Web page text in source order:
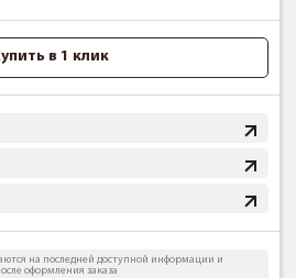
в 1 клик
на последней доступной информации и
оформления заказа